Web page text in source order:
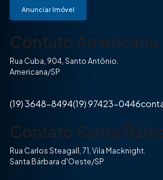
Anunciar Imóvel
Contato Americana
Rua Cuba, 904, Santo Antônio.
Americana/SP
(19) 3648-8494(19) 97423-0446
Contato Santa
Rua Carlos Steagall, 71, Vila Macknight.
Santa Bárbara d'Oeste/SP